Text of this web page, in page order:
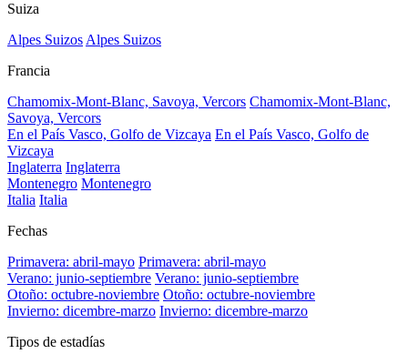
Suiza
Alpes SuizosAlpes Suizos
Francia
Chamomix-Mont-Blanc, Savoya, Vercors Chamomix-Mont-Blanc,
Savoya, Vercors
En el País Vasco, Golfo de Vizcaya En el País Vasco, Golfo de
Vizcaya
Inglaterra Inglaterra
Montenegro Montenegro
Italia Italia
Fechas
Primavera: abril-mayo Primavera: abril-mayo
Verano: junio-septiembre Verano: junio-septiembre
Otoño: octubre-noviembre Otoño: octubre-noviembre
Invierno: dicembre-marzo Invierno: dicembre-marzo
Tipos de estadías